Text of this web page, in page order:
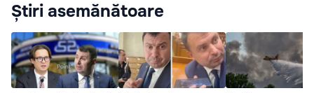
Știri asemănătoare